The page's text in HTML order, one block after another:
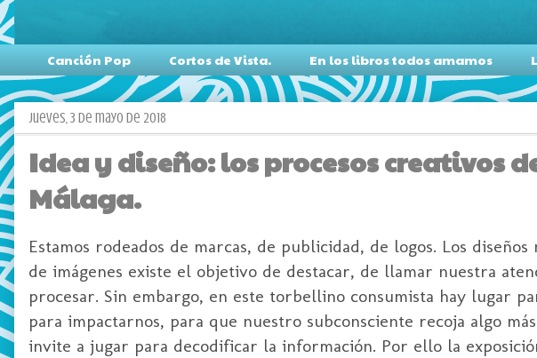
Canción Pop Cortos de Vista. En los libros todos amamos
jueves, 3 de mayo de 2018
Idea y diseño: los procesos creativos
Málaga.
Estamos rodeados de marcas, de publicidad, de logos. Los
de imágenes existe el objetivo de destacar, de llamar nuestra
procesar. Sin embargo, en este torbellino consumista hay lugar
para impactarnos, para que nuestro subconsciente recoja algo
invite a jugar para decodificar la información. Por ello la